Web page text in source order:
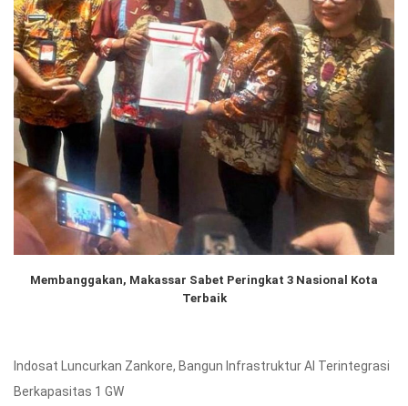
Membanggakan, Makassar Sabet Peringkat 3 Nasional Kota
Terbaik
Indosat Luncurkan Zankore, Bangun Infrastruktur AI Terintegrasi
Berkapasitas 1 GW